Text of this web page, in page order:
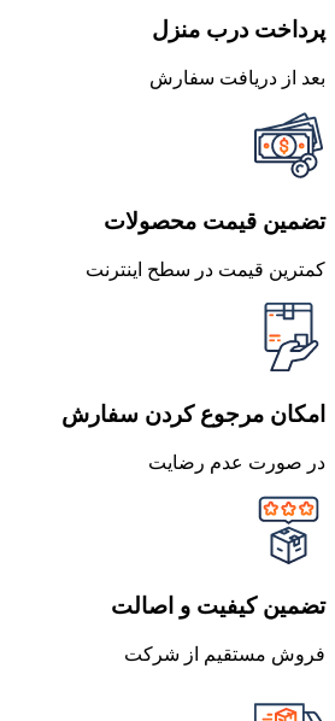
پرداخت درب منزل
بعد از دریافت سفارش
تضمین قیمت محصولات
کمترین قیمت در سطح اینترنت
امکان مرجوع کردن سفارش
در صورت عدم رضایت
تضمین کیفیت و اصالت
فروش مستقیم از شرکت